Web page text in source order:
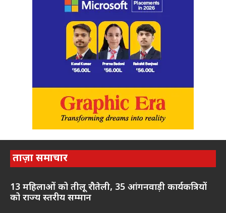
ताज़ा समाचार
13 महिलाओं को तीलू रौतेली, 35 आंगनवाड़ी कार्यकत्रियों
को राज्य स्तरीय सम्मान